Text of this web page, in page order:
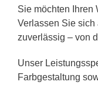
Sie möchten Ihren
Verlassen Sie sich
zuverlässig – von
Unser
Farbgestaltung